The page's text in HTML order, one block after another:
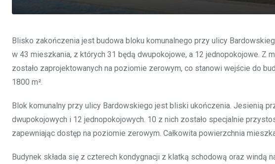
Blisko zakończenia jest budowa bloku komunalnego przy ulicy
w 43 mieszkania, z których 31 będą dwupokojowe, a 12 jednopokojowe. Z
zostało zaprojektowanych na poziomie zerowym, co stanowi wejście do
1800 m².
Blok komunalny przy ulicy Bardowskiego jest bliski ukończenia. Jesienią
dwupokojowych i 12 jednopokojowych. 10 z nich zostało specjalnie
zapewniając dostęp na poziomie zerowym. Całkowita powierzchnia
Budynek składa się z czterech kondygnacji z klatką schodową oraz windą